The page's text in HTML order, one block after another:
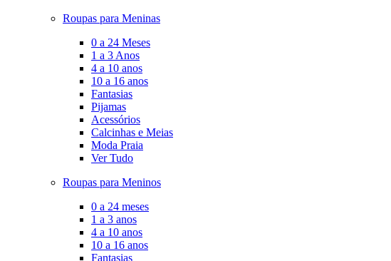
Roupas para Meninas
0 a 24 Meses
1 a 3 Anos
4 a 10 anos
10 a 16 anos
Fantasias
Pijamas
Acessórios
Calcinhas e Meias
Moda Praia
Ver Tudo
Roupas para Meninos
0 a 24 meses
1 a 3 anos
4 a 10 anos
10 a 16 anos
Fantasias